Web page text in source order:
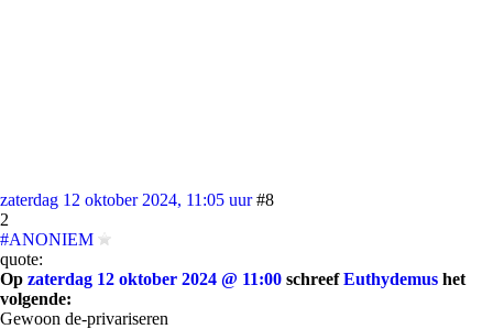
zaterdag 12 oktober 2024, 11:05 uur #8
2
#ANONIEM
quote:
Op zaterdag 12 oktober 2024 @ 11:00 schreefEuthydemus het
volgende:
Gewoon de-privariseren